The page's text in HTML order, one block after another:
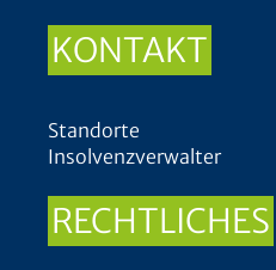
KONTAKT
Standorte
Insolvenzverwalter
RECHTLICHES